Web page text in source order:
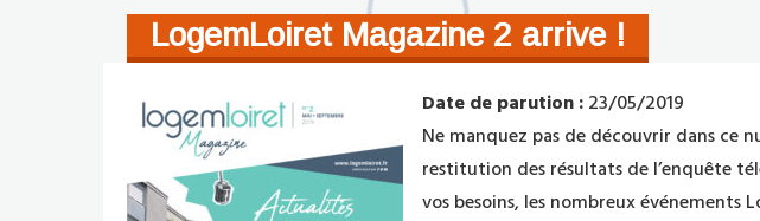
LogemLoiret Magazine 2 arrive !
Date de parution : 23/05/2019
Ne manquez pas de découvrir dans ce
restitution des résultats de l’enquête
vos besoins, les nombreux événements